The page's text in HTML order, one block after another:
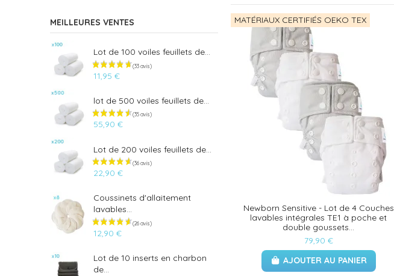
MATÉRIAUX CERTIFIÉS OEKO TEX
Newborn Sensitive - Lot de 4 Couches
lavables intégrales TE1 à poche et
double goussets...
79,90 €
AJOUTER AU PANIER
MEILLEURES VENTES
Lot de 100 voiles feuillets de...
11,95 €
lot de 500 voiles feuillets de...
55,90 €
Lot de 200 voiles feuillets de...
22,90 €
Coussinets d'allaitement
lavables...
12,90 €
Lot de 10 inserts en charbon
de...